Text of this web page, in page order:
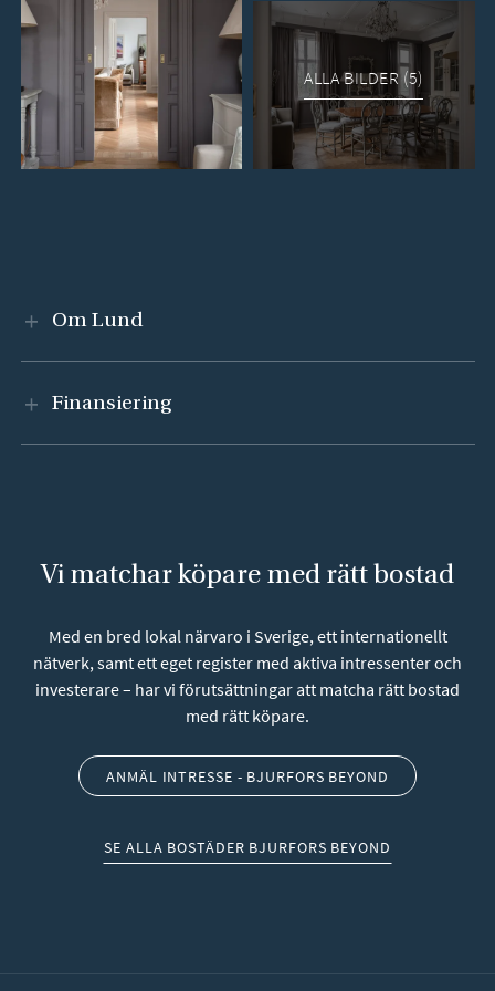
ALLA BILDER (5)
Om Lund
Visa innehåll
Finansiering
Visa innehåll
Vi matchar köpare med rätt bostad
Med en bred lokal närvaro i Sverige, ett internationellt
nätverk, samt ett eget register med aktiva intressenter och
investerare – har vi förutsättningar att matcha rätt bostad
med rätt köpare.
ANMÄL INTRESSE - BJURFORS BEYOND
SE ALLA BOSTÄDER BJURFORS BEYOND